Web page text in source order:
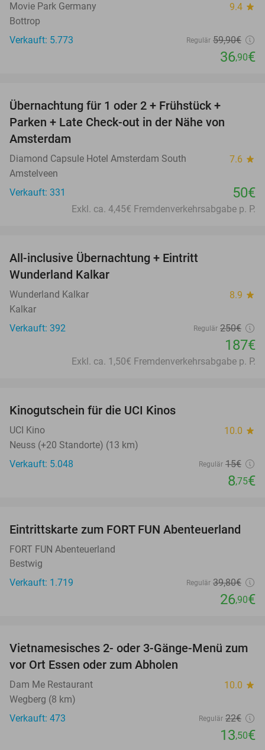
Movie Park Germany 9.4 star
Bottrop
Verkauft: 5.773
Regulär 59,90€
36,90€
Übernachtung für 1 oder 2 + Frühstück +
Parken + Late Check-out in der Nähe von
Amsterdam
Diamond Capsule Hotel Amsterdam South 7.6 star
Amstelveen
Verkauft: 331
50€
Exkl. ca. 4,45€ Fremdenverkehrsabgabe p. P.
All-inclusive Übernachtung + Eintritt
Wunderland Kalkar
Wunderland Kalkar 8.9 star
Kalkar
Verkauft: 392
Regulär 250€
187€
Exkl. ca. 1,50€ Fremdenverkehrsabgabe p. P.
Kinogutschein für die UCI Kinos
UCI Kino 10.0 star
Neuss (+20 Standorte) (13 km)
Verkauft: 5.048
Regulär 15€
8,75€
32%
Eintrittskarte zum FORT FUN Abenteuerland
FORT FUN Abenteuerland
Bestwig
Verkauft: 1.719
Regulär 39,80€
26,90€
39%
Vietnamesisches 2- oder 3-Gänge-Menü zum
vor Ort Essen oder zum Abholen
Dam Me Restaurant 10.0 star
Wegberg (8 km)
Verkauft: 473
Regulär 22€
13,50€